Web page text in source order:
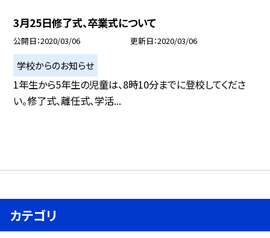
3月25日修了式、卒業式について
公開日 2020/03/06 更新日 2020/03/06
学校からのお知らせ
1年生から5年生の児童は、8時10分までに登校してくださ
い。修了式、離任式、学活...
カテゴリ